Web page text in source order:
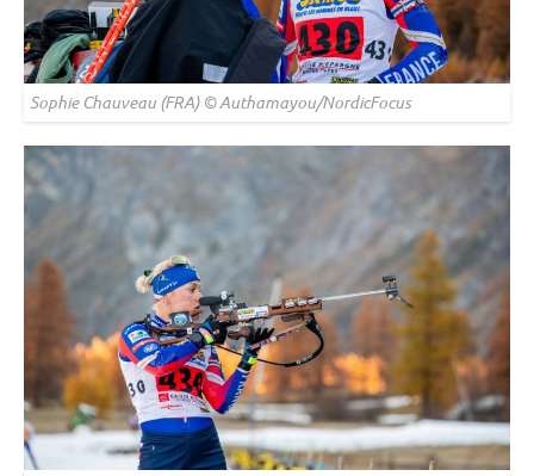
Sophie Chauveau (FRA) © Authamayou/NordicFocus